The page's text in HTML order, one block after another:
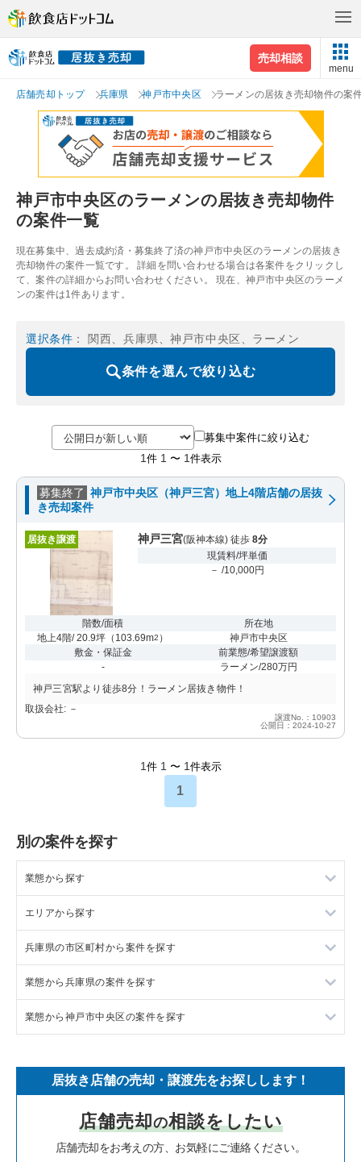
売却相談
menu
店舗売却トップ 兵庫県 神戸市中央区 ラーメンの居抜き売却物件の案
神戸市中央区のラーメンの居抜き売却物件
の案件一覧
現在募集中、過去成約済・募集終了済の神戸市中央区のラーメンの居抜き
売却物件の案件一覧です。 詳細を問い合わせる場合は各案件をクリックし
て、案件の詳細からお問い合わせください。 現在、神戸市中央区のラーメ
ンの案件は1件あります。
選択条件 ： 関西、兵庫県、神戸市中央区、ラーメン
条件を選んで絞り込む
募集中案件に絞り込む
1 件 1 〜 1 件表示
募集終了 神戸市中央区（神戸三宮）地上4階店舗の居抜
き売却案件
居抜き譲渡 神戸三宮(阪神本線) 徒歩 8分
現賃料/坪単価
－ /10,000円
階数/面積
地上4階/ 20.9坪 （ 103.69m2 ）
所在地
神戸市中央区
敷金・保証金
-
前業態/希望譲渡額
ラーメン/280万円
神戸三宮駅より徒歩8分！ラーメン居抜き物件！
取扱会社: －
譲渡No.：10903
公開日：2024-10-27
1 件 1 〜 1 件表示
1
別の案件を探す
業態から探す
ラーメンの居抜き売却物件の案件一覧
フランス料理の居抜き売却物件の案件一覧
イタリア料理の居抜き売却物件の案件一覧
中華の居抜き売却物件の案件一覧
寿司の居抜き売却物件の案件一覧
焼肉の居抜き売却物件の案件一覧
鉄板焼き・お好み焼の居抜き売却物件の案件一覧
エリアから探す
東京23区の飲食店の居抜き売却物件の案件一覧
東京都下の飲食店の居抜き売却物件の案件一覧
千葉県の飲食店の居抜き売却物件の案件一覧
神奈川県の飲食店の居抜き売却物件の案件一覧
大阪府の飲食店の居抜き売却物件の案件一覧
兵庫県の飲食店の居抜き売却物件の案件一覧
兵庫県の市区町村から案件を探す
尼崎市の飲食店の居抜き売却物件の案件一覧
西宮市の飲食店の居抜き売却物件の案件一覧
川西市の飲食店の居抜き売却物件の案件一覧
芦屋市の飲食店の居抜き売却物件の案件一覧
神戸市中央区の飲食店の居抜き売却物件の案件一覧
業態から兵庫県の案件を探す
兵庫県のラーメンの居抜き売却物件の案件一覧
兵庫県のイタリア料理の居抜き売却物件の案件一覧
兵庫県の中華の居抜き売却物件の案件一覧
兵庫県のそば・うどんの居抜き売却物件の案件一覧
業態から神戸市中央区の案件を探す
神戸市中央区のイタリア料理の居抜き売却物件の案件一覧
神戸市中央区の中華の居抜き売却物件の案件一覧
神戸市中央区の焼肉の居抜き売却物件の案件一覧
居抜き店舗の売却・譲渡先をお探しします！
店舗売却の相談をしたい
店舗売却をお考えの方、お気軽にご連絡ください。